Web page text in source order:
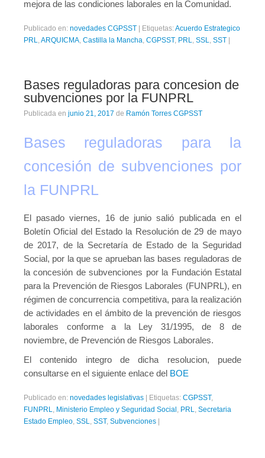
mejora de las condiciones laborales en la Comunidad.
Publicado en: novedades CGPSST Etiquetas:Acuerdo Estrategico
PRL,ARQUICMA, Castilla la Mancha, CGPSST, PRL, SSL, SST
Bases reguladoras para concesion de
subvenciones por la FUNPRL
Publicada en junio 21, 2017 de Ramón Torres CGPSST
Bases reguladoras para la
concesión de subvenciones por
la FUNPRL
El pasado viernes, 16 de junio salió publicada en el
Boletín Oficial del Estado la Resolución de 29 de mayo
de 2017, de la Secretaría de Estado de la Seguridad
Social, por la que se aprueban las bases reguladoras de
la concesión de subvenciones por la Fundación Estatal
para la Prevención de Riesgos Laborales (FUNPRL), en
régimen de concurrencia competitiva, para la realización
de actividades en el ámbito de la prevención de riesgos
laborales conforme a la Ley 31/1995, de 8 de
noviembre, de Prevención de Riesgos Laborales.
El contenido integro de dicha resolucion, puede
consultarse en el siguiente enlace del BOE
Publicado en: novedades legislativas Etiquetas: CGPSST,
FUNPRL, Ministerio Empleo y Seguridad Social , PRL, Secretaria
Estado Empleo, SSL, SST, Subvenciones